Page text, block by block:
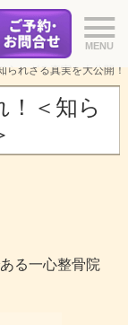
られざる真実を大公開！
！＜知ら
る一心整骨院